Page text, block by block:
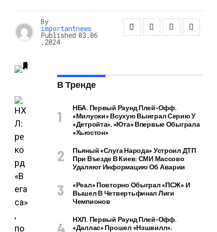
By
importantnews
Published 03.06
.2024
В Тренде
НБА. Первый Раунд Плей-Офф.
«Милуоки» Всухую Выиграл Серию У
«Детройта», «Юта» Впервые Обыграла
«Хьюстон»
Пьяный «слуга Народа» Устроил ДТП
При Въезде В Киев: СМИ Массово
Удаляют Информацию Об Аварии
«Реал» Повторно Обыграл «ПСЖ» И
Вышел В Четвертьфинал Лиги
Чемпионов
НХЛ. Первый Раунд Плей-Офф.
«Даллас» Прошел «Нэшвилл»,